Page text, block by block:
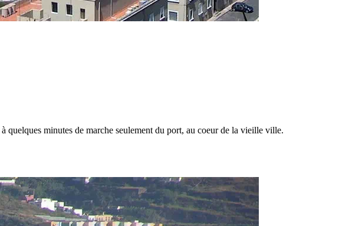
quelques minutes de marche seulement du port, au coeur de la vieille ville.